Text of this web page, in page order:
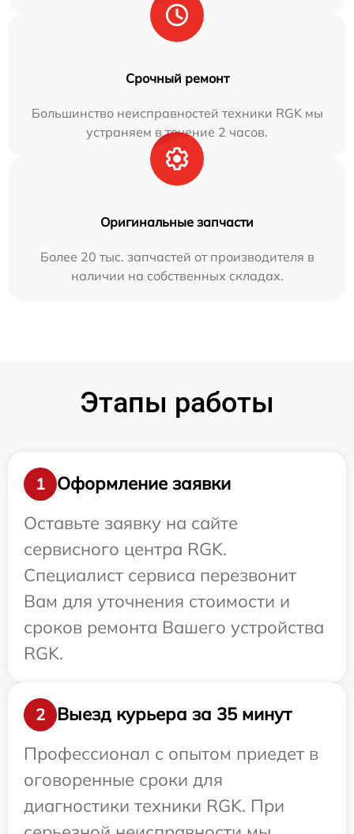
Срочный ремонт
Большинство неисправностей техники RGK мы
устраняем в течение 2 часов.
Оригинальные запчасти
Более 20 тыс. запчастей от производителя в
наличии на собственных складах.
Этапы работы
1
Оформление заявки
Оставьте заявку на сайте
сервисного центра RGK.
Специалист сервиса перезвонит
Вам для уточнения стоимости и
сроков ремонта Вашего устройства
RGK.
2
Выезд курьера за 35 минут
Профессионал с опытом приедет в
оговоренные сроки для
диагностики техники RGK. При